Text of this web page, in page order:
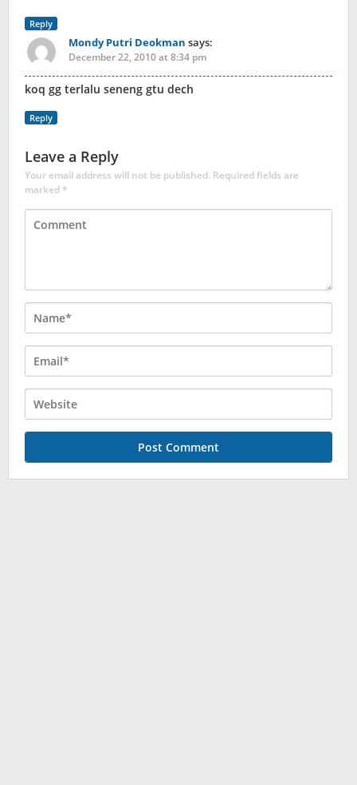
Reply
Mondy Putri Deokman says:
December 22, 2010 at 8:34 pm
koq gg terlalu seneng gtu dech
Reply
Leave a Reply
Your email address will not be published. Required fields are
marked*